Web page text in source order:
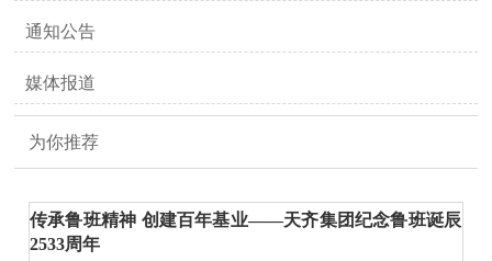
通知公告
媒体报道
为你推荐
传承鲁班精神 创建百年基业——天齐集团纪念鲁班诞辰
2533周年